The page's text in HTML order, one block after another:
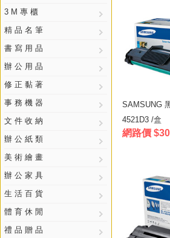
3 M 專 櫃
精 品 名 筆
書 寫 用 品
辦 公 用 品
修 正 黏 著
事 務 機 器
文 件 收 納
辦 公 紙 類
美 術 繪 畫
辦 公 家 具
生 活 百 貨
體 育 休 閒
禮 品 贈 品
SAMSUNG
4521D3 /盒
網路價